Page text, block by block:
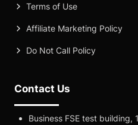
Terms of Use
Affiliate Marketing Policy
Do Not Call Policy
Contact Us
Business FSE test building,